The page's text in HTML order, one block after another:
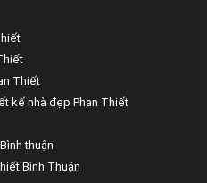
Thiết
kế nhà đẹp Phan Thiết
thuận
Bình Thuận